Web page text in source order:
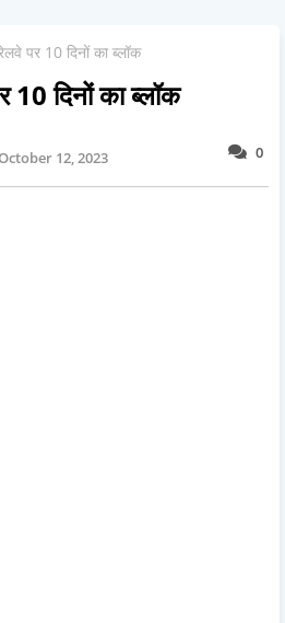
पर 10 दिनों का ब्लॉक
10 दिनों का ब्लॉक
0
12, 2023